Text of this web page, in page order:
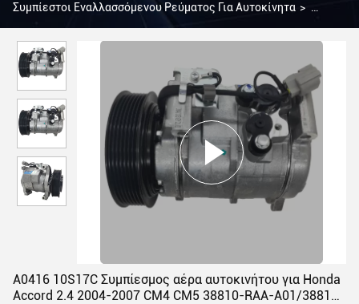
Συμπίεστοι Εναλλασσόμενου Ρεύματος Για Αυτοκίνητα >
2.4 2004-2007 CM4 CM5 38810-RAA-A01/38810-RAA-A01-A
Α0416 10S17C Συμπίεσμος αέρα αυτοκινήτου για Honda
Accord 2.4 2004-2007 CM4 CM5 38810-RAA-A01/38810-